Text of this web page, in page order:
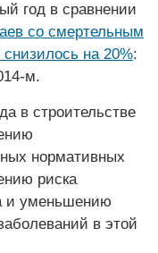
год в сравнении
со смертельным
на 20%:
м.
в строительстве
нормативных
риска
и уменьшению
в этой